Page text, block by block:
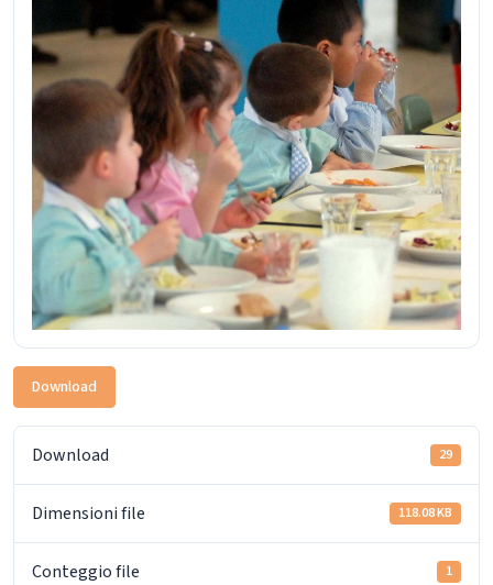
Download
Download 29
Dimensioni file 118.08 KB
Conteggio file 1